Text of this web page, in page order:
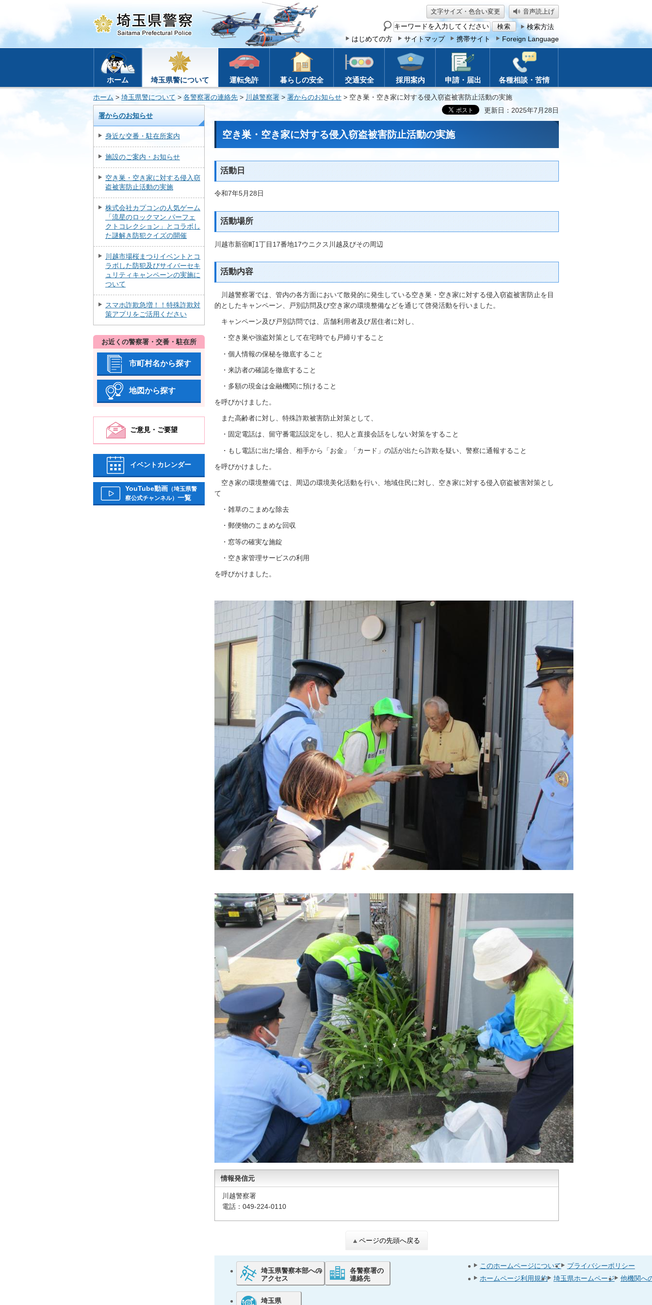
文字サイズ・色合い変更 音声読上げ
サ
イ
ト
検索方法
はじめての方
サイトマップ 携帯サイト Foreign Language
ホーム 埼玉県警について 運転免許 暮らしの安全 交通安全 採用案内 申請・届出 各種相談・苦情
ホーム > 埼玉県警について > 各警察署の連絡先 > 川越警察署 > 署からのお知らせ > 空き巣・空き家に対する侵入窃盗被害防止活動の実施
署からのお知らせ
身近な交番・駐在所案内
施設のご案内・お知らせ
空き巣・空き家に対する侵入窃
盗被害防止活動の実施
株式会社カプコンの人気ゲーム
「流星のロックマン パーフェ
クトコレクション」とコラボし
た謎解き防犯クイズの開催
川越市場桜まつりイベントとコ
ラボした防犯及びサイバーセキ
ュリティキャンペーンの実施に
ついて
スマホ詐欺急増！！特殊詐欺対
策アプリをご活用ください
お近くの警察署・交番・駐在所
市町村名から探す
地図から探す
ご意見・ご要望
イベントカレンダー
YouTube動画 （埼玉県警
察公式チャンネル） 一覧
更新日：2025年7月28日
空き巣・空き家に対する侵入窃盗被害防止活動の実施
活動日
令和7年5月28日
活動場所
川越市新宿町1丁目17番地17ウニクス川越及びその周辺
活動内容
川越警察署では、管内の各方面において散発的に発生している空き巣・空き家に対する侵入窃盗被害防止を目
的としたキャンペーン、戸別訪問及び空き家の環境整備などを通じて啓発活動を行いました。
キャンペーン及び戸別訪問では、店舗利用者及び居住者に対し、
・空き巣や強盗対策として在宅時でも戸締りすること
・個人情報の保秘を徹底すること
・来訪者の確認を徹底すること
・多額の現金は金融機関に預けること
を呼びかけました。
また高齢者に対し、特殊詐欺被害防止対策として、
・固定電話は、留守番電話設定をし、犯人と直接会話をしない対策をすること
・もし電話に出た場合、相手から「お金」「カード」の話が出たら詐欺を疑い、警察に通報すること
を呼びかけました。
空き家の環境整備では、周辺の環境美化活動を行い、地域住民に対し、空き家に対する侵入窃盗被害対策とし
て
・雑草のこまめな除去
・郵便物のこまめな回収
・窓等の確実な施錠
・空き家管理サービスの利用
を呼びかけました。
情報発信元
川越警察署
電話：049-224-0110
ページの先頭へ戻る
埼玉県警察本部への
アクセス
各警察署の
連絡先
埼玉県
このホームページについて
プライバシーポリシー
ホームページ利用規約
埼玉県ホームページ 他機関へ